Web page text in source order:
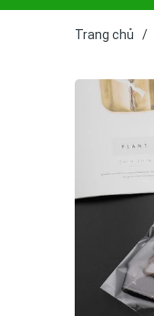
Trang chủ /